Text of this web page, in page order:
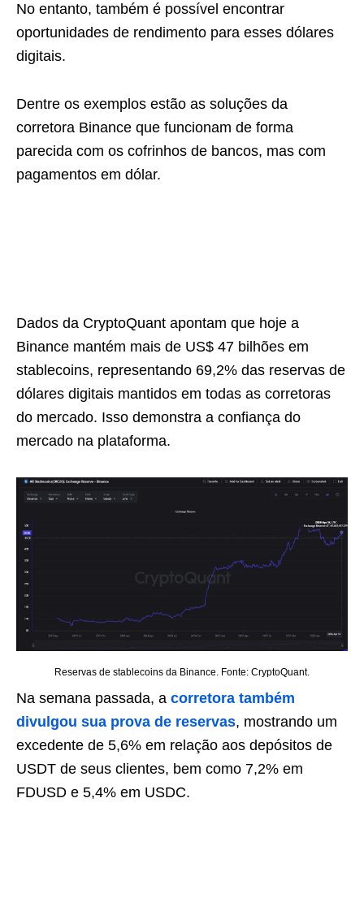
No entanto, também é possível encontrar
oportunidades de rendimento para esses dólares
digitais.
Dentre os exemplos estão as soluções da
corretora Binance que funcionam de forma
parecida com os cofrinhos de bancos, mas com
pagamentos em dólar.
Dados da CryptoQuant apontam que hoje a
Binance mantém mais de US$ 47 bilhões em
stablecoins, representando 69,2% das reservas de
dólares digitais mantidos em todas as corretoras
do mercado. Isso demonstra a confiança do
mercado na plataforma.
Reservas de stablecoins da Binance. Fonte: CryptoQuant.
Na semana passada, a corretora também
divulgou sua prova de reservas, mostrando um
excedente de 5,6% em relação aos depósitos de
USDT de seus clientes, bem como 7,2% em
FDUSD e 5,4% em USDC.